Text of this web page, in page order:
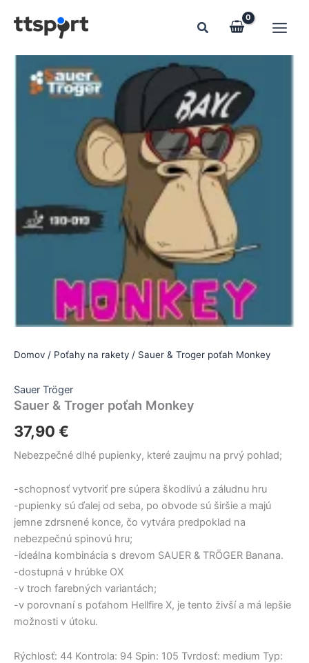
Domov / Poťahy na rakety / Sauer & Troger poťah Monkey
Sauer Tröger
Sauer & Troger poťah Monkey
37,90 €
Nebezpečné dlhé pupienky, které zaujmu na prvý pohlad;
-schopnosť vytvoriť pre súpera škodlivú a záludnu hru
-pupienky sú ďalej od seba, po obvode sú širšie a majú
jemne zdrsnené konce, čo vytvára predpoklad na
nebezpečnú spinovú hru;
-ideálna kombinácia s drevom SAUER & TRÖGER Banana.
-dostupná v hrúbke OX
-v troch farebných variantách;
-v porovnaní s poťahom Hellfire X, je tento živší a má lepšie
možnosti v útoku.
Rýchlosť: 44 Kontrola: 94 Spin: 105 Tvrdosť: medium Typ: